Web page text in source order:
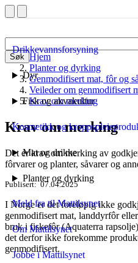
Søk
Drikkevannsforsyning
Dyr
Fisk og akvakultur
Kosmetikk og
Mat og drikke
Planter og dyrking
Meld fra til Mattilsynet
Om Mattilsynet
Jobbe i Mattilsynet
Hjem
Planter og dyrking
Genmodifisert mat, fôr og
Veileder om genmodifisert
Krav om merking
Krav om merking
Det er krav om merking av
fôrvarer og planter, såvarer og
Publisert 07.04.2025
I Norge er det foreløpig ikke
genmodifisert mat, landdyrfôr
bruk i fiskefôr (Aquaterra
det derfor ikke forekomme
genmodifisert.